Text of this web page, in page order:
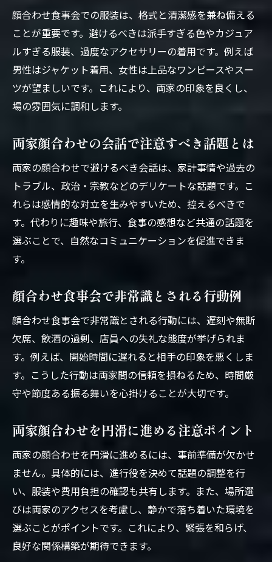
顔合わせ食事会での服装は、格式と清潔感を兼ね備える
ことが重要です。避けるべきは派手すぎる色やカジュア
ルすぎる服装、過度なアクセサリーの着用です。例えば
男性はジャケット着用、女性は上品なワンピースやスー
ツが望ましいです。これにより、両家の印象を良くし、
場の雰囲気に調和します。
両家顔合わせの会話で注意すべき話題とは
両家の顔合わせで避けるべき会話は、家計事情や過去の
トラブル、政治・宗教などのデリケートな話題です。こ
れらは感情的な対立を生みやすいため、控えるべきで
す。代わりに趣味や旅行、食事の感想など共通の話題を
選ぶことで、自然なコミュニケーションを促進できま
す。
顔合わせ食事会で非常識とされる行動例
顔合わせ食事会で非常識とされる行動には、遅刻や無断
欠席、飲酒の過剰、店員への失礼な態度が挙げられま
す。例えば、開始時間に遅れると相手の印象を悪くしま
す。こうした行動は両家間の信頼を損ねるため、時間厳
守や節度ある振る舞いを心掛けることが大切です。
両家顔合わせを円滑に進める注意ポイント
両家の顔合わせを円滑に進めるには、事前準備が欠かせ
ません。具体的には、進行役を決めて話題の調整を行
い、服装や費用負担の確認も共有します。また、場所選
びは両家のアクセスを考慮し、静かで落ち着いた環境を
選ぶことがポイントです。これにより、緊張を和らげ、
良好な関係構築が期待できます。